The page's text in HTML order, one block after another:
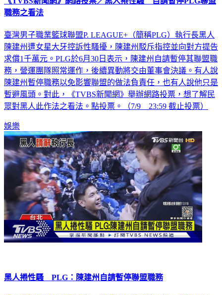
職務之看法
臺灣男子職業籃球聯盟P. LEAGUE+（簡稱PLG）執行長黑人
陳建州遭女星大牙控訴性騷擾，陳建州駁斥指控並向對方提告
求償1千萬元。PLG於6月30日表示，陳建州自請暫停其聯盟職
務，營運團隊照常運作，後續異動將交由董事會決議。有人說
陳建州暫停職務以免影響聯盟的做法負責任，也有人說他只是
暫避風頭。對此，《TVBS新聞網》舉辦網路投票，想了解民
眾對黑人此作法之看法。點投票。（7/9 23:59 截止投票）
娛樂
黑人捲性騷 PLG：陳建州自請暫停聯盟職務